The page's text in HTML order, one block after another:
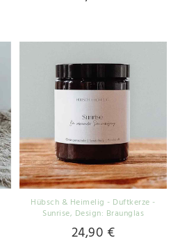
Hübsch & Heimelig - Duftkerze -
Sunrise, Design: Braunglas
24,90 €